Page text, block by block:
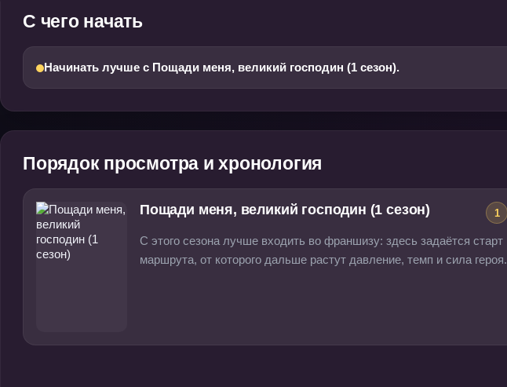
С чего начать
Начинать лучше с Пощади меня, великий господин (1 сезон).
Порядок просмотра и хронология
Пощади меня, великий господин (1 сезон) 1
С этого сезона лучше входить во франшизу: здесь задаётся старт
маршрута, от которого дальше растут давление, темп и сила героя.